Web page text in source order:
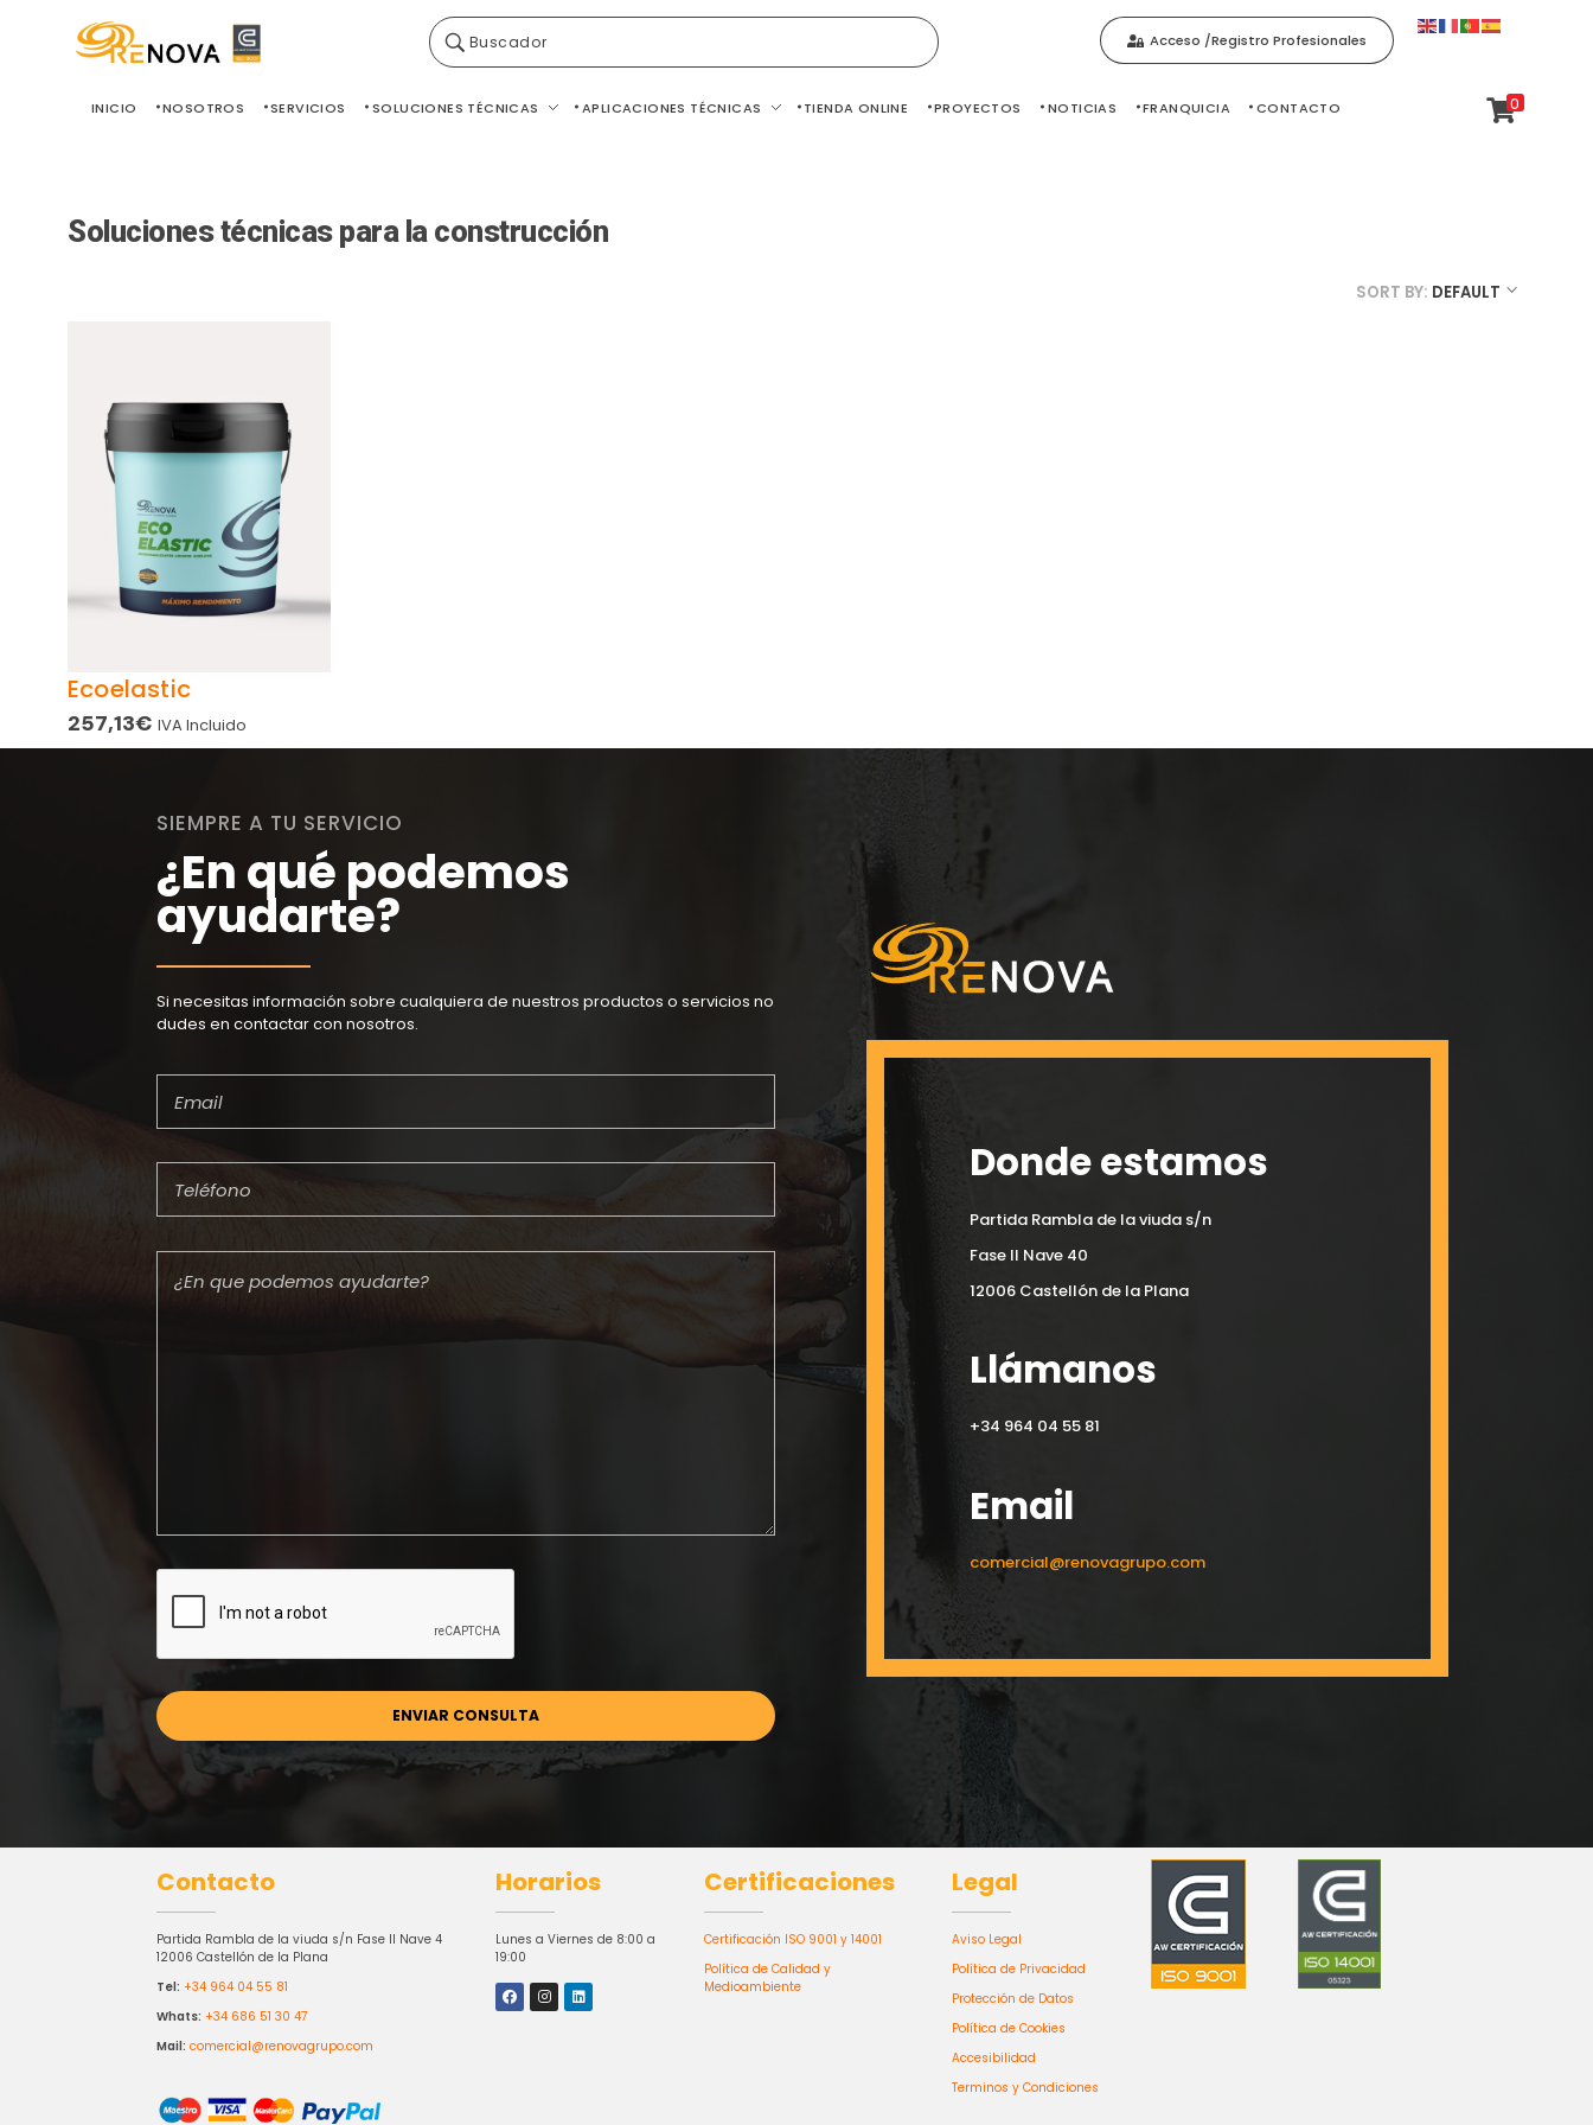
Buscador Acceso /Registro Profesionales
INICIO NOSOTROS SERVICIOS SOLUCIONES TÉCNICAS APLICACIONES TÉCNICAS TIENDA ONLINE PROYECTOS NOTICIAS FRANQUICIA CONTACTO 0
Soluciones técnicas para la construcción
SORT BY: DEFAULT
Ecoelastic
257,13€ IVA Incluido
SIEMPRE A TU SERVICIO
¿En qué podemos
ayudarte?
Si necesitas información sobre cualquiera de nuestros productos o servicios no
dudes en contactar con nosotros.
Donde estamos
Partida Rambla de la viuda s/n
Fase II Nave 40
12006 Castellón de la Plana
Llámanos
+34 964 04 55 81
Email
comercial@renovagrupo.com
Contacto
Partida Rambla de la viuda s/n Fase II Nave 4
12006 Castellón de la Plana
Tel: +34 964 04 55 81
Whats: +34 686 51 30 47
Mail: comercial@renovagrupo.com
Horarios
Lunes a Viernes de 8:00 a
19:00
Certificaciones
Certificación ISO 9001 y 14001
Política de Calidad y
Medioambiente
Legal
Aviso Legal
Política de Privacidad
Protección de Datos
Política de Cookies
Accesibilidad
Terminos y Condiciones